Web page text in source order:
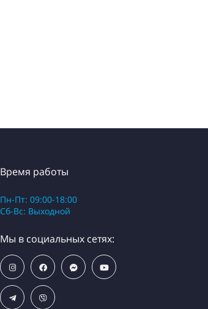
Время работы
Пн-Пт: 09:00-18:00
Сб-Вс: Выходной
Мы в социальных сетях: